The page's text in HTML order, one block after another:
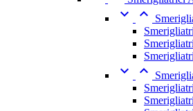
 
 